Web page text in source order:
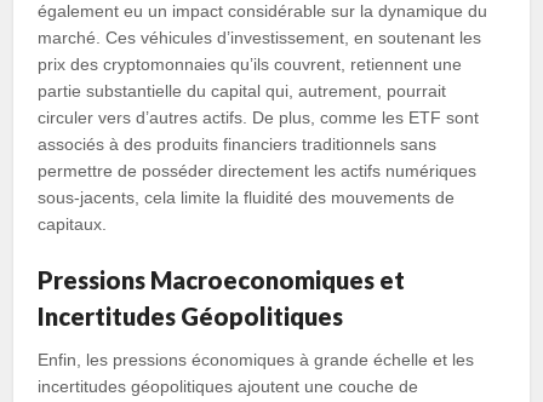
également eu un impact considérable sur la dynamique du
marché. Ces véhicules d’investissement, en soutenant les
prix des cryptomonnaies qu’ils couvrent, retiennent une
partie substantielle du capital qui, autrement, pourrait
circuler vers d’autres actifs. De plus, comme les ETF sont
associés à des produits financiers traditionnels sans
permettre de posséder directement les actifs numériques
sous-jacents, cela limite la fluidité des mouvements de
capitaux.
Pressions Macroeconomiques et
Incertitudes Géopolitiques
Enfin, les pressions économiques à grande échelle et les
incertitudes géopolitiques ajoutent une couche de